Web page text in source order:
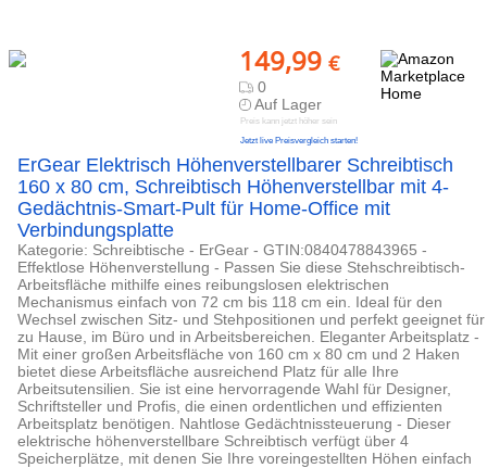
149,99 €
0
Auf Lager
Preis kann jetzt höher sein
Jetzt live Preisvergleich starten!
ErGear Elektrisch Höhenverstellbarer Schreibtisch
160 x 80 cm, Schreibtisch Höhenverstellbar mit 4-
Gedächtnis-Smart-Pult für Home-Office mit
Verbindungsplatte
Kategorie: Schreibtische - ErGear - GTIN:0840478843965 -
Effektlose Höhenverstellung - Passen Sie diese Stehschreibtisch-
Arbeitsfläche mithilfe eines reibungslosen elektrischen
Mechanismus einfach von 72 cm bis 118 cm ein. Ideal für den
Wechsel zwischen Sitz- und Stehpositionen und perfekt geeignet für
zu Hause, im Büro und in Arbeitsbereichen. Eleganter Arbeitsplatz -
Mit einer großen Arbeitsfläche von 160 cm x 80 cm und 2 Haken
bietet diese Arbeitsfläche ausreichend Platz für alle Ihre
Arbeitsutensilien. Sie ist eine hervorragende Wahl für Designer,
Schriftsteller und Profis, die einen ordentlichen und effizienten
Arbeitsplatz benötigen. Nahtlose Gedächtnissteuerung - Dieser
elektrische höhenverstellbare Schreibtisch verfügt über 4
Speicherplätze, mit denen Sie Ihre voreingestellten Höhen einfach